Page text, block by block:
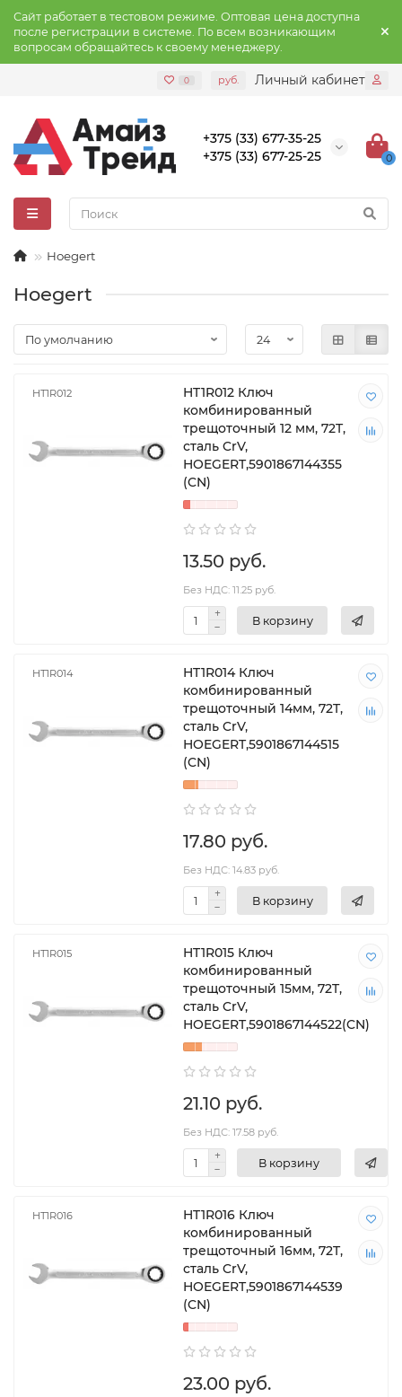
Сайт работает в тестовом режиме. Оптовая цена доступна
после регистрации в системе. По всем возникающим
вопросам обращайтесь к своему менеджеру.
0 руб. Личный кабинет
+375 (33) 677-35-25
+375 (33) 677-25-25
0
Hoegert
Hoegert
HT1R012
HT1R012 Ключ
комбинированный
трещоточный 12 мм, 72T,
сталь CrV,
HOEGERT,5901867144355
(CN)
13.50 руб.
Без НДС: 11.25 руб.
В корзину
HT1R014
HT1R014 Ключ
комбинированный
трещоточный 14мм, 72T,
сталь CrV,
HOEGERT,5901867144515
(CN)
17.80 руб.
Без НДС: 14.83 руб.
В корзину
HT1R015
HT1R015 Ключ
комбинированный
трещоточный 15мм, 72T,
сталь CrV,
HOEGERT,5901867144522(CN)
21.10 руб.
Без НДС: 17.58 руб.
В корзину
HT1R016
HT1R016 Ключ
комбинированный
трещоточный 16мм, 72T,
сталь CrV,
HOEGERT,5901867144539
(CN)
23.00 руб.